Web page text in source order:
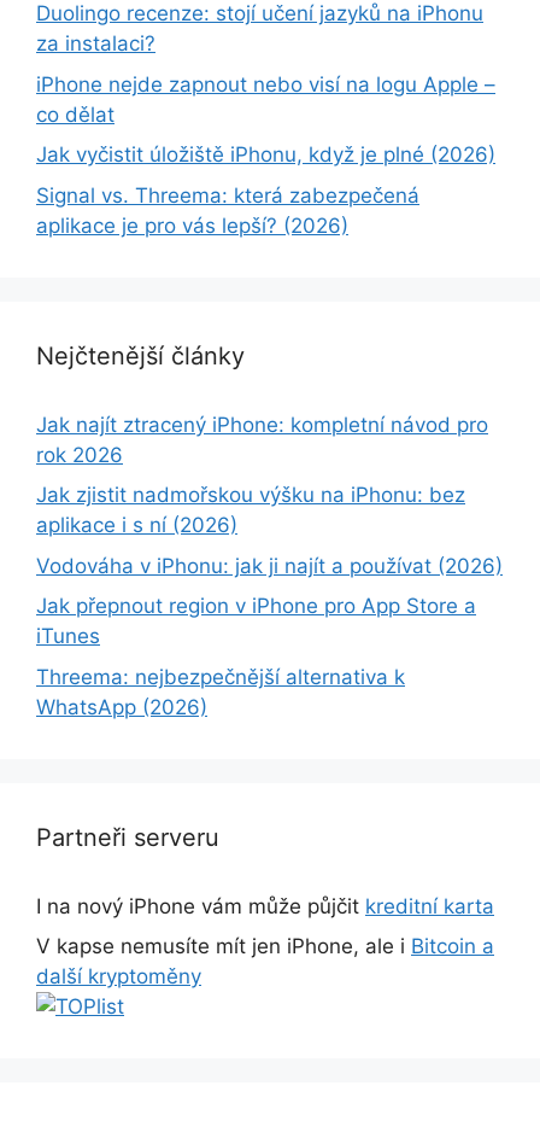
Duolingo recenze: stojí učení jazyků na iPhonu
za instalaci?
iPhone nejde zapnout nebo visí na logu Apple –
co dělat
Jak vyčistit úložiště iPhonu, když je plné (2026)
Signal vs. Threema: která zabezpečená
aplikace je pro vás lepší? (2026)
Nejčtenější články
Jak najít ztracený iPhone: kompletní návod pro
rok 2026
Jak zjistit nadmořskou výšku na iPhonu: bez
aplikace i s ní (2026)
Vodováha v iPhonu: jak ji najít a používat (2026)
Jak přepnout region v iPhone pro App Store a
iTunes
Threema: nejbezpečnější alternativa k
WhatsApp (2026)
Partneři serveru
I na nový iPhone vám může půjčit kreditní karta
V kapse nemusíte mít jen iPhone, ale i Bitcoin a
další kryptoměny